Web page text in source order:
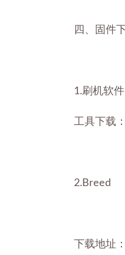
四、固件
1.刷机软件
工具下载
2.Breed
下载地址